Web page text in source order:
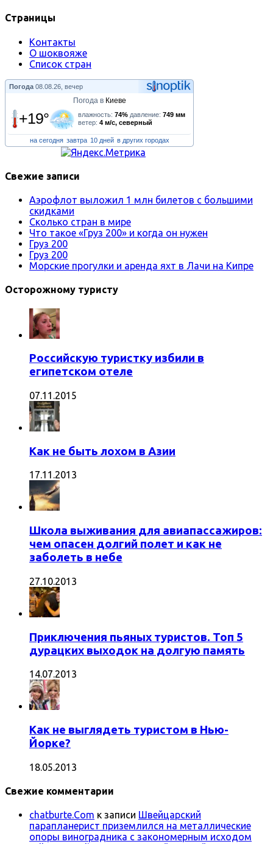
Страницы
Контакты
О шоквояже
Список стран
Погода 08.08.26, вечер
Погода в Киеве
+19° влажность: 74% давление: 749 мм
ветер: 4 м/с, северный
на сегодня завтра 10 дней в других городах
Свежие записи
Аэрофлот выложил 1 млн билетов с большими
скидками
Сколько стран в мире
Что такое «Груз 200» и когда он нужен
Груз 200
Груз 200
Морские прогулки и аренда яхт в Лачи на Кипре
Осторожному туристу
Российскую туристку избили в
египетском отеле
07.11.2015
Как не быть лохом в Азии
17.11.2013
Школа выживания для авиапассажиров:
чем опасен долгий полет и как не
заболеть в небе
27.10.2013
Приключения пьяных туристов. Топ 5
дурацких выходок на долгую память
14.07.2013
Как не выглядеть туристом в Нью-
Йорке?
18.05.2013
Свежие комментарии
chatburte.Com к записи Швейцарский
парапланерист приземлился на металлические
опоры виноградника с закономерным исходом